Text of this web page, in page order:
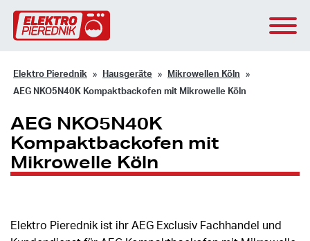
Elektro Pierednik Hausgeräte Mikrowellen Köln
AEG NKO5N40K Kompaktbackofen mit Mikrowelle Köln
AEG NKO5N40K
Kompaktbackofen mit
Mikrowelle Köln
Elektro Pierednik ist ihr AEG Exclusiv Fachhandel und